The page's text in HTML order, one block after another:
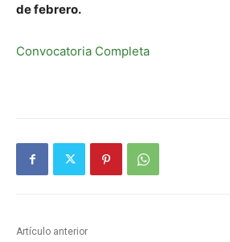
de febrero.
Convocatoria Completa
Artículo anterior